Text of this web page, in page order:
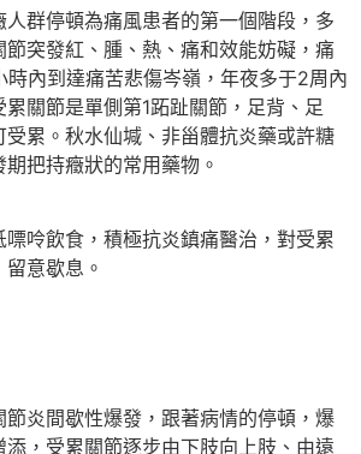
群停頓為痛風患者的第一個階段，多
突發紅、腫、熱、痛和效能妨礙，痛
時內到達痛苦悲傷岑嶺，年夜多于2周內
關節是單側第1跖趾關節，足背、足
受累。秋水仙堿、非甾體抗炎藥或許糖
把持癥狀的常用藥物。
呤飲食，積極抗炎鎮痛醫治，對受累
意歇息。
炎間歇性爆發，跟著病情的停頓，爆
，受累關節逐步由下肢向上肢、由遠